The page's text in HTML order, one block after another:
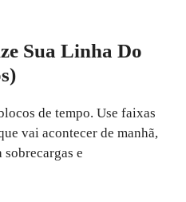
Sua Linha Do
de tempo. Use faixas
vai acontecer de manhã,
e